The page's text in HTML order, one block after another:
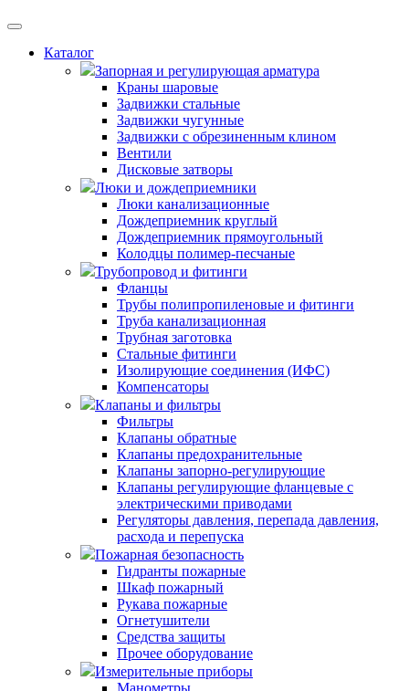
Каталог
Запорная и регулирующая арматура
Краны шаровые
Задвижки стальные
Задвижки чугунные
Задвижки с обрезиненным клином
Вентили
Дисковые затворы
Люки и дождеприемники
Люки канализационные
Дождеприемник круглый
Дождеприемник прямоугольный
Колодцы полимер-песчаные
Трубопровод и фитинги
Фланцы
Трубы полипропиленовые и фитинги
Труба канализационная
Трубная заготовка
Стальные фитинги
Изолирующие соединения (ИФС)
Компенсаторы
Клапаны и фильтры
Фильтры
Клапаны обратные
Клапаны предохранительные
Клапаны запорно-регулирующие
Клапаны регулирующие фланцевые с
электрическими приводами
Регуляторы давления, перепада давления,
расхода и перепуска
Пожарная безопасность
Гидранты пожарные
Шкаф пожарный
Рукава пожарные
Огнетушители
Средства защиты
Прочее оборудование
Измерительные приборы